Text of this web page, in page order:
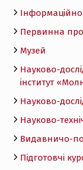
Первинна
Музей
Науково-
інститут
Науково-
Науково-
Видавничо-
Підготовчі